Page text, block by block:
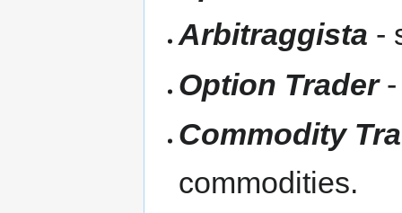
Arbitraggista -
Option Trader-
Commodity
commodities.